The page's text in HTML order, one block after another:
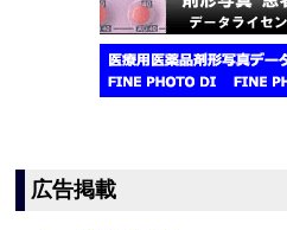
広告掲載